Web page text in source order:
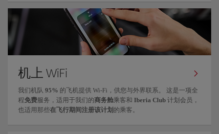
机上 WiFi
我们机队 95% 的飞机提供 Wi-Fi，供您与外界联系。 这是一项全
程免费服务，适用于我们的商务舱乘客和 Iberia Club 计划会员，
也适用那些在飞行期间注册该计划 的乘客。